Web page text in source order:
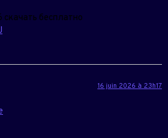
бесплатно
16 juin 2026 à 23h17